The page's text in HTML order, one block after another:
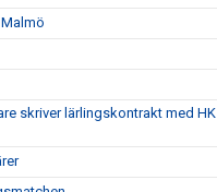
skriver lärlingskontrakt med HK